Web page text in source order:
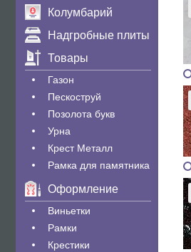
Колумбарий
Надгробные плиты
Товары
Газон
Пескоструй
Позолота букв
Урна
Крест Металл
Рамка для памятника
Оформление
Виньетки
Рамки
Крестики